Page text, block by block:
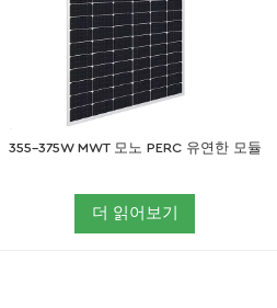
355-375W MWT 모노 PERC 유연한 모듈
더 읽어보기